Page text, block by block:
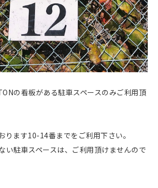
の看板がある駐車スペースのみご利用頂
ります10-14番までをご利用下さい。
い駐車スペースは、ご利用頂けませんので